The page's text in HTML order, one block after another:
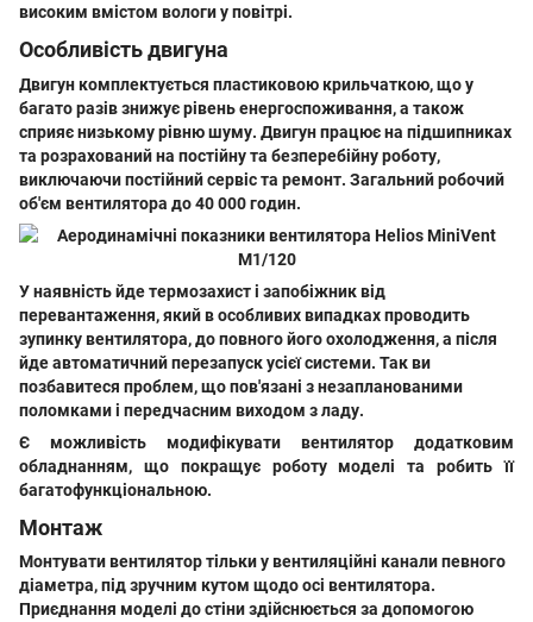
високим вмістом вологи у повітрі.
Особливість двигуна
Двигун комплектується пластиковою крильчаткою, що у
багато разів знижує рівень енергоспоживання, а також
сприяє низькому рівню шуму. Двигун працює на підшипниках
та розрахований на постійну та безперебійну роботу,
виключаючи постійний сервіс та ремонт. Загальний робочий
об'єм вентилятора до 40 000 годин.
У наявність йде термозахист і запобіжник від
перевантаження, який в особливих випадках проводить
зупинку вентилятора, до повного його охолодження, а після
йде автоматичний перезапуск усієї системи. Так ви
позбавитеся проблем, що пов'язані з незапланованими
поломками і передчасним виходом з ладу.
Є можливість модифікувати вентилятор додатковим
обладнанням, що покращує роботу моделі та робить її
багатофункціональною.
Монтаж
Монтувати вентилятор тільки у вентиляційні канали певного
діаметра, під зручним кутом щодо осі вентилятора.
Приєднання моделі до стіни здійснюється за допомогою